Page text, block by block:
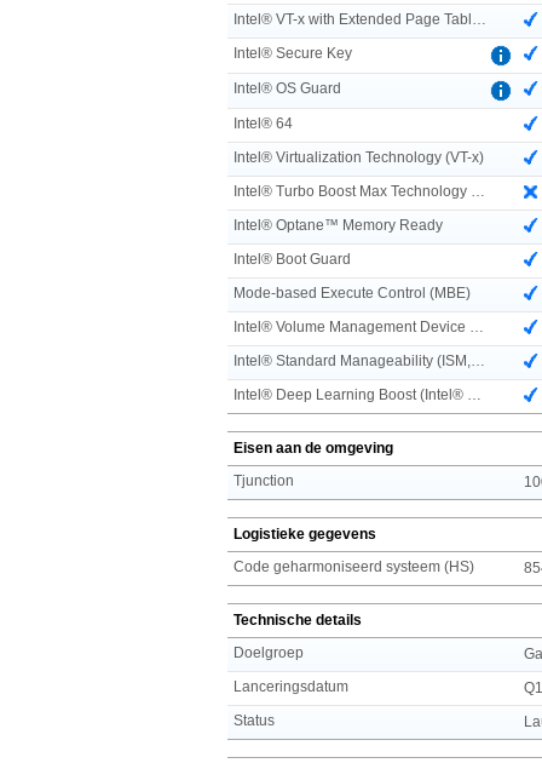
Intel® Secure Key
Intel® OS Guard
Intel® 64
Intel® Virtualization Technology (VT-x)
Intel® Optane™ Memory Ready
Intel® Boot Guard
Mode-based Execute Control (MBE)
Eisen aan de omgeving
Tjunction
Logistieke gegevens
Code geharmoniseerd systeem (HS)
Technische details
Doelgroep
Lanceringsdatum
Status